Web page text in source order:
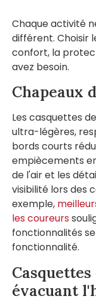
Chaque activité
différent. Choisir
confort, la
avez besoin.
Chapeaux
Les casquettes
ultra-légères,
bords courts
empiècements
de l'air et les
visibilité lors des
exemple,
les coureurs
fonctionnalités
fonctionnalité.
évacuant